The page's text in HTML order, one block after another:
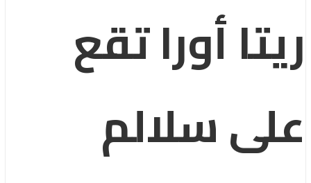
ريتا أورا تقع
على سلالم